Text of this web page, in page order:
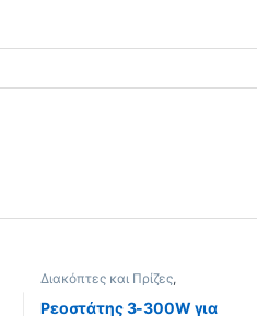
Διακόπτες και Πρίζες,
Σειρά City,CITY Λευκό
Ρεοστάτης 3-300W για